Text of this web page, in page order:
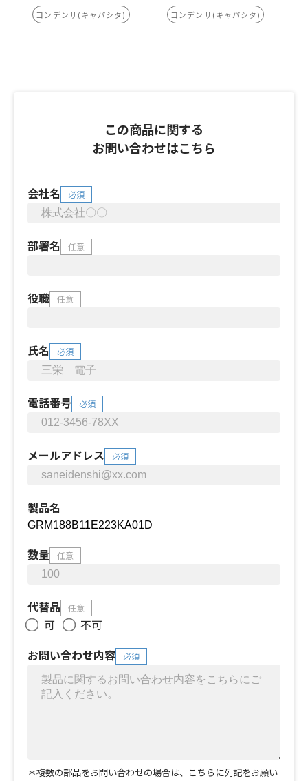
コンデンサ(キャパシタ) コンデンサ(キャパシタ)
この商品に関する
お問い合わせはこちら
会社名 必須
部署名 任意
役職 任意
氏名 必須
電話番号 必須
メールアドレス 必須
製品名
数量 任意
代替品 任意
可
不可
お問い合わせ内容
必須
＊複数の部品をお問い合わせの場合は、こちらに列記をお願い